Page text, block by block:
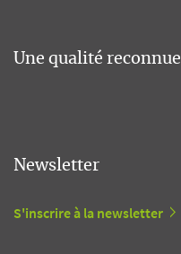
Une qualité reconnue
Newsletter
S'inscrire à la newsletter